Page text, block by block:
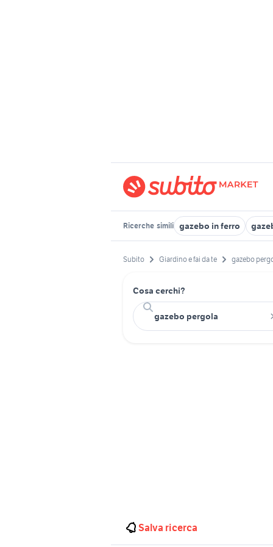
Ricerche simili gazebo in ferro
Subito Giardino e fai da te gazebo
Cosa cerchi?
Salva ricerca